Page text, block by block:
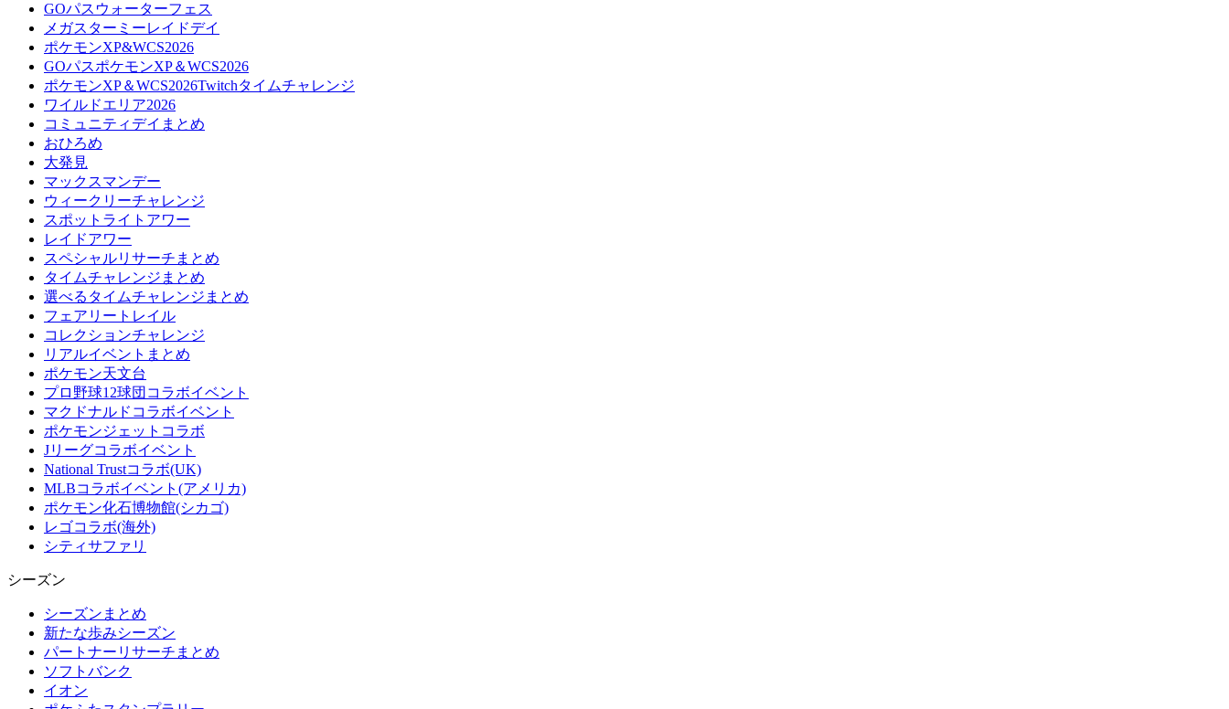
GOパスウォーターフェス
メガスターミーレイドデイ
ポケモンXP&WCS2026
GOパスポケモンXP＆WCS2026
ポケモンXP＆WCS2026Twitchタイムチャレンジ
ワイルドエリア2026
コミュニティデイまとめ
おひろめ
大発見
マックスマンデー
ウィークリーチャレンジ
スポットライトアワー
レイドアワー
スペシャルリサーチまとめ
タイムチャレンジまとめ
選べるタイムチャレンジまとめ
フェアリートレイル
コレクションチャレンジ
リアルイベントまとめ
ポケモン天文台
プロ野球12球団コラボイベント
マクドナルドコラボイベント
ポケモンジェットコラボ
Jリーグコラボイベント
National Trustコラボ(UK)
MLBコラボイベント(アメリカ)
ポケモン化石博物館(シカゴ)
レゴコラボ(海外)
シティサファリ
シーズン
シーズンまとめ
新たな歩みシーズン
パートナーリサーチまとめ
ソフトバンク
イオン